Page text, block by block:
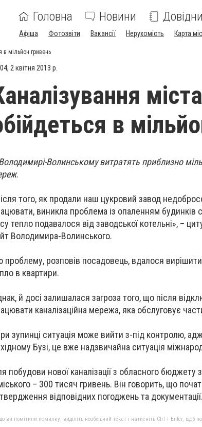
Головна Новини
Афіша Фотозвіти Вакансії Нерухомість Карта
в мільйон гривень
2 квітня 2013 р.
в
Волинському витратять приблизно
.
того, як продали наш цукровий завод
виникла проблема із опаленням будинків
тепло подавалося від заводської котельні», –
Володимира-Волинського.
проблему, розповів посадовець, вдалося
в квартири.
й досі залишалася загроза того, що після
каналізаційна мережа, яка обслуговує
зупинці ситуація може вийти з-під контролю,
Бузі, це вже надзвичайна ситуація
побудови нової каналізації з обласного
– 300 тисяч гривень. Він говорить, що
відповідних погоджень та документації.
ви помітили помилку, виділіть необхідний текст і натисніть Ctrl + Enter, щоб